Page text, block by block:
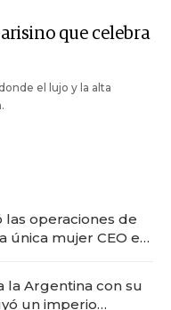
que celebra
el lujo y la alta
operaciones de
única mujer CEO en
la Argentina con su
un imperio